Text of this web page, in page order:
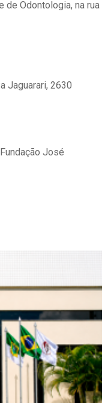
de Odontologia, na rua
Jaguarari, 2630
José